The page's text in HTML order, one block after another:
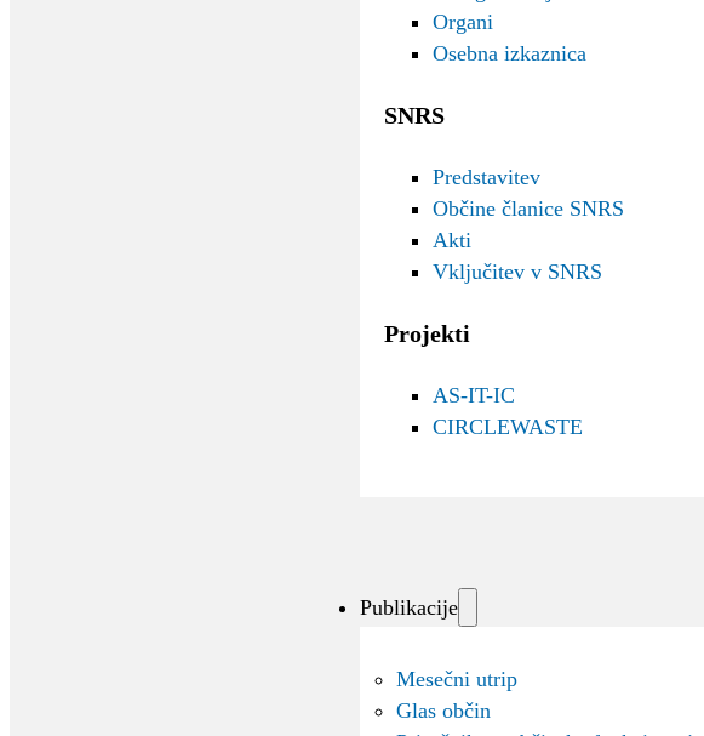
Organi
Osebna izkaznica
SNRS
Predstavitev
Občine članice SNRS
Akti
Vključitev v SNRS
Projekti
AS-IT-IC
CIRCLEWASTE
Publikacije
Mesečni utrip
Glas občin